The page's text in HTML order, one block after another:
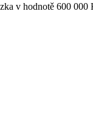
v hodnotě 600